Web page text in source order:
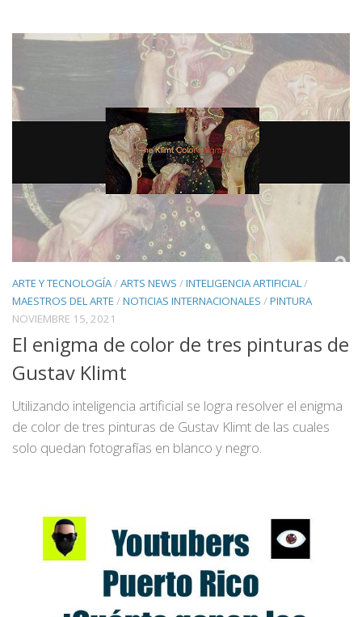
ARTE Y TECNOLOGÍA /ARTS NEWS /INTELIGENCIA ARTIFICIAL /
MAESTROS DEL ARTE /NOTICIAS INTERNACIONALES /PINTURA
NOVIEMBRE 15, 2021
El enigma de color de tres pinturas de
Gustav Klimt
Utilizando inteligencia artificial se logra resolver el enigma
de color de tres pinturas de Gustav Klimt de las cuales
solo quedan fotografías en blanco y negro.